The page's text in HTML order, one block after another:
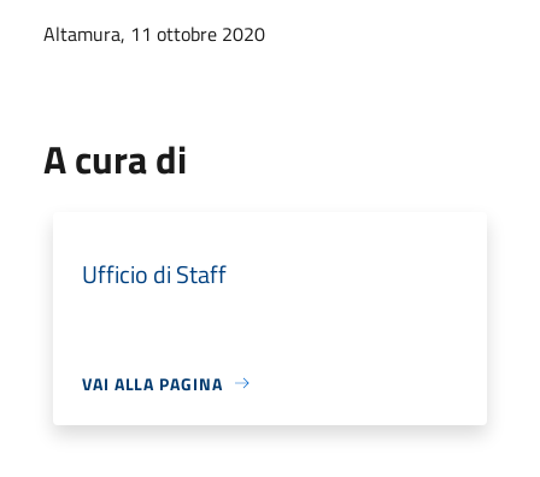
Altamura, 11 ottobre 2020
A cura di
Ufficio di Staff
VAI ALLA PAGINA